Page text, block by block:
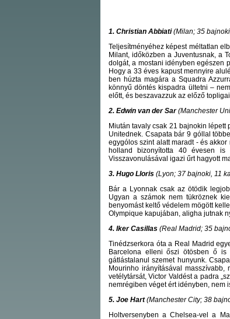
1. Christian Abbiati(Milan; 35
Teljesítményéhez képest méltatlan
Milant, időközben a Juventusnak, a
dolgát, a mostani idényben egészen
Hogy a 33 éves kapust mennyire
ben húzta magára a Squadra
könnyű döntés kispadra ültetni –
előtt, és beszavazzuk az előző
2. Edwin van der Sar(Manchester
Miután tavaly csak 21 bajnokin
Unitednek. Csapata bár 9 góllal
egygólos szint alatt maradt - és
holland bizonyította 40 évesen is
Visszavonulásával igazi űrt hagyott
3. Hugo Lloris (Lyon; 37 bajnoki, 11
Bár a Lyonnak csak az ötödik
Ugyan a számok nem tükröznek
benyomást keltő védelem mögött
Olympique kapujában, aligha jutnak
4. Iker Casillas (Real Madrid; 35
Tinédzserkora óta a Real Madrid
Barcelona elleni őszi ötösben ő
gátlástalanul szemet hunyunk.
Mourinho irányításával
vetélytársát, Victor Valdést a padra
nemrégiben véget ért idényben, nem
5. Joe Hart(Manchester City; 38
Holtversenyben a Chelsea-vel a